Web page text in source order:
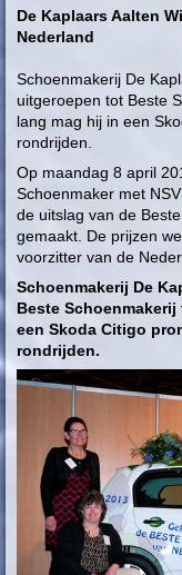
De Kaplaars Aalten
Nederland
Schoenmakerij De
uitgeroepen tot Beste
lang mag hij in een
rondrijden.
Op maandag 8 april
Schoenmaker met
de uitslag van de
gemaakt. De prijzen
voorzitter van de
Schoenmakerij De
Beste
een Skoda Citigo
rondrijden.